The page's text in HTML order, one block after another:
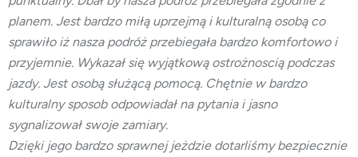
planem. Jest bardzo miłą uprzejmą i kulturalną osobą co
sprawiło iż nasza podróż przebiegała bardzo komfortowo i
przyjemnie. Wykazał się wyjątkową ostrożnoscią podczas
jazdy. Jest osobą służącą pomocą. Chętnie w bardzo
kulturalny sposob odpowiadał na pytania i jasno
sygnalizował swoje zamiary.
Dzięki jego bardzo sprawnej jeżdzie dotarliśmy bezpiecznie